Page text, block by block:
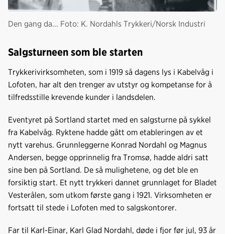
Den gang da... Foto: K. Nordahls Trykkeri/Norsk Industri
Salgsturneen som ble starten
Trykkerivirksomheten, som i 1919 så dagens lys i Kabelvåg i
Lofoten, har alt den trenger av utstyr og kompetanse for å
tilfredsstille krevende kunder i landsdelen.
Eventyret på Sortland startet med en salgsturne på sykkel
fra Kabelvåg. Ryktene hadde gått om etableringen av et
nytt varehus. Grunnleggerne Konrad Nordahl og Magnus
Andersen, begge opprinnelig fra Tromsø, hadde aldri satt
sine ben på Sortland. De så mulighetene, og det ble en
forsiktig start. Et nytt trykkeri dannet grunnlaget for Bladet
Vesterålen, som utkom første gang i 1921. Virksomheten er
fortsatt til stede i Lofoten med to salgskontorer.
Far til Karl-Einar, Karl Glad Nordahl, døde i fjor før jul, 93 år